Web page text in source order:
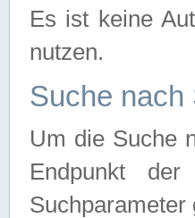
Es ist keine
nutzen.
Suche nach
Um die Suche
Endpunkt
Suchparameter